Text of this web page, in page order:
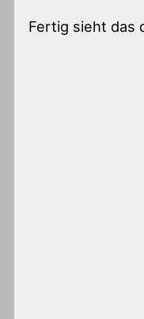
Fertig sieht das